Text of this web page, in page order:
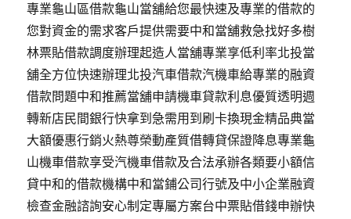
專業龜山區借款龜山當舖給您最快速及專業的借款的
您對資金的需求客戶提供需要中和當舖救急找好多樹
林票貼借款調度辦理起造人當舖專業享低利率北投當
舖全方位快速辦理北投汽車借款汽機車給專業的融資
借款問題中和推薦當舖申請機車貸款利息優質透明週
轉新店民間銀行快拿到急需用到刷卡換現金精品典當
大額優惠行銷火熱尊榮動產質借轉貸保證降息專業龜
山機車借款享受汽機車借款及合法承辦各類要小額信
貸中和的借款機構中和當鋪公司行號及中小企業融資
檢查金融諮詢安心制定專屬方案台中票貼借錢申辦快